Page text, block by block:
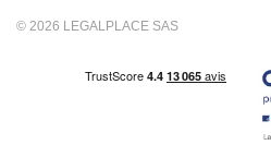
© 2026 LEGALPLACE SAS